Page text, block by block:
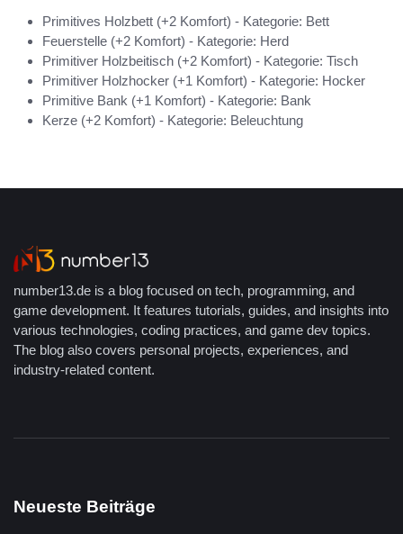
Primitives Holzbett (+2 Komfort) - Kategorie: Bett
Feuerstelle (+2 Komfort) - Kategorie: Herd
Primitiver Holzbeitisch (+2 Komfort) - Kategorie: Tisch
Primitiver Holzhocker (+1 Komfort) - Kategorie: Hocker
Primitive Bank (+1 Komfort) - Kategorie: Bank
Kerze (+2 Komfort) - Kategorie: Beleuchtung
number13.de is a blog focused on tech, programming, and
game development. It features tutorials, guides, and insights into
various technologies, coding practices, and game dev topics.
The blog also covers personal projects, experiences, and
industry-related content.
Neueste Beiträge